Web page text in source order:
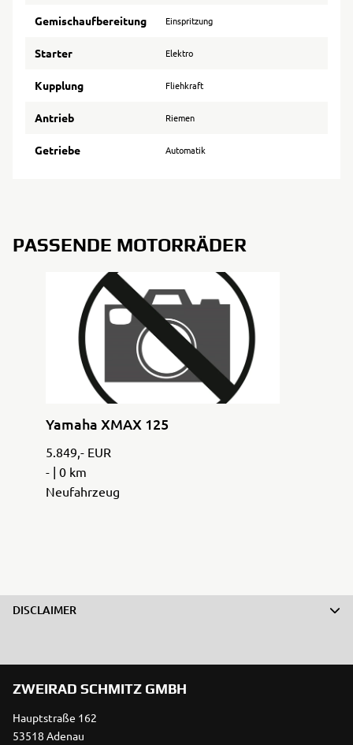
Gemischaufbereitung Einspritzung
Starter Elektro
Kupplung Fliehkraft
Antrieb Riemen
Getriebe Automatik
PASSENDE MOTORRÄDER
Yamaha XMAX 125
5.849,- EUR
- | 0 km
Neufahrzeug
DISCLAIMER
ZWEIRAD SCHMITZ GMBH
Hauptstraße 162
53518 Adenau